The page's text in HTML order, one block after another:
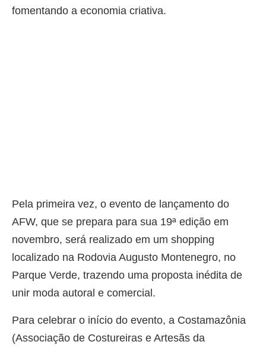
fomentando a economia criativa.
Pela primeira vez, o evento de lançamento do
AFW, que se prepara para sua 19ª edição em
novembro, será realizado em um shopping
localizado na Rodovia Augusto Montenegro, no
Parque Verde, trazendo uma proposta inédita de
unir moda autoral e comercial.
Para celebrar o início do evento, a Costamazônia
(Associação de Costureiras e Artesãs da